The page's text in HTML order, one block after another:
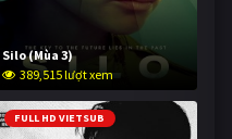
Silo (Mùa 3)
389,515 lượt xem
FULL HD VIETSUB